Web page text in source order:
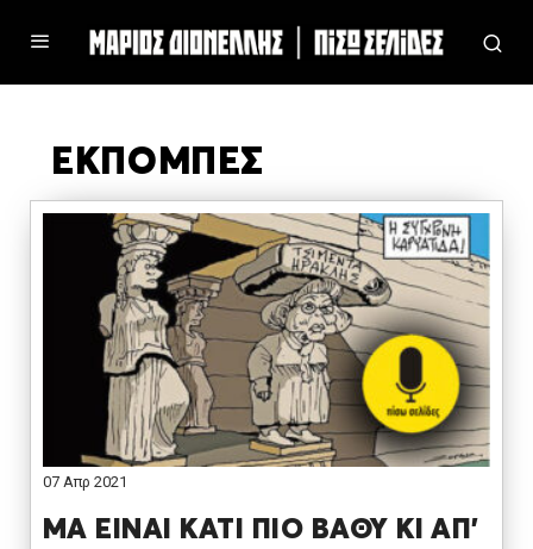
ΕΚΠΟΜΠΕΣ
07 Απρ 2021
ΜΑ ΕΙΝΑΙ ΚΑΤΙ ΠΙΟ ΒΑΘΥ ΚΙ ΑΠ’